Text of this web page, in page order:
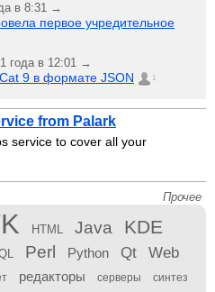
в 8:31 →
первое учредительное
года в 12:01 →
9 в формате JSON 1
from Palark
service to cover all your
Прочее
HTML Java KDE
Perl Python Qt Web
редакторы серверы
синтез